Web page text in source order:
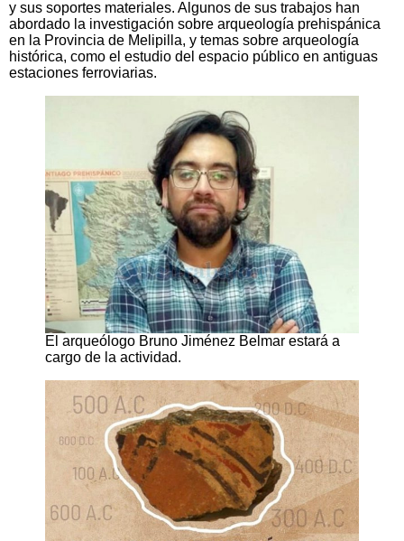
y sus soportes materiales. Algunos de sus trabajos han
abordado la investigación sobre arqueología prehispánica
en la Provincia de Melipilla, y temas sobre arqueología
histórica, como el estudio del espacio público en antiguas
estaciones ferroviarias.
El arqueólogo Bruno Jiménez Belmar estará a
cargo de la actividad.